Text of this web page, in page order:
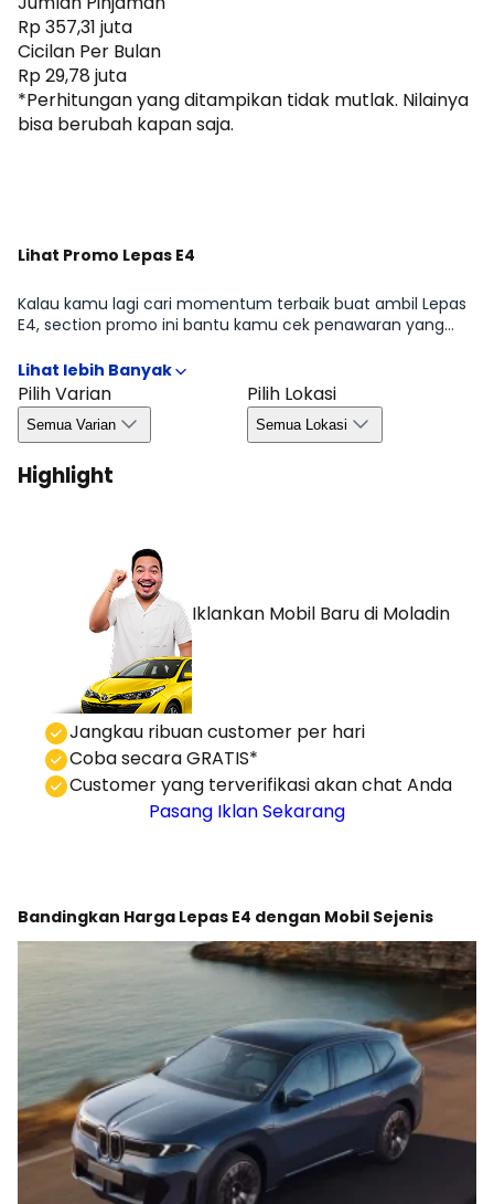
Rp 357,31 juta
Cicilan Per Bulan
Rp 29,78 juta
*Perhitungan yang ditampikan tidak mutlak. Nilainya
bisa berubah kapan saja.
Lihat Promo Lepas E4
Kalau kamu lagi cari momentum terbaik buat ambil Lepas
E4, section promo ini bantu kamu cek penawaran yang
untuk pembelian, kemudahan kredit, hingga bonus yang
biasanya bergantung pada wilayah dan ketersediaan.
Dengan begitu, kamu bisa ambil keputusan lebih efisien
tanpa melewatkan peluang promo yang relevan di Agustus
Pilih Varian
Semua Varian
Pilih Lokasi
Semua Lokasi
Highlight
Iklankan Mobil Barudi Moladin
⁠Jangkau ribuan customer per hari
Coba secara GRATIS*
⁠⁠Customer yang terverifikasi akan chat Anda
Pasang Iklan Sekarang
Bandingkan Harga Lepas E4 dengan Mobil Sejenis